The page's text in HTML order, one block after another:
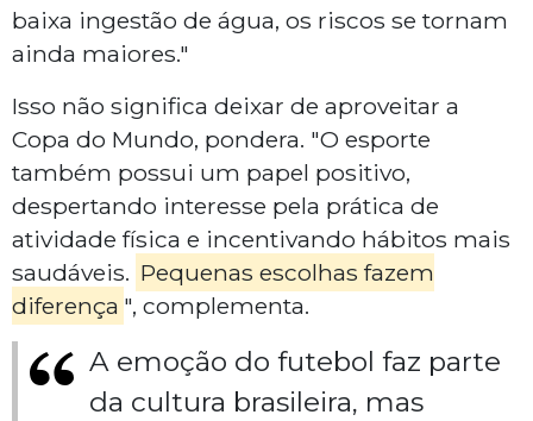
baixa ingestão de água, os riscos se tornam
ainda maiores."
Isso não significa deixar de aproveitar a
Copa do Mundo, pondera. "O esporte
também possui um papel positivo,
despertando interesse pela prática de
atividade física e incentivando hábitos mais
saudáveis. Pequenas escolhas fazem
diferença ", complementa.
A emoção do futebol faz parte
da cultura brasileira, mas